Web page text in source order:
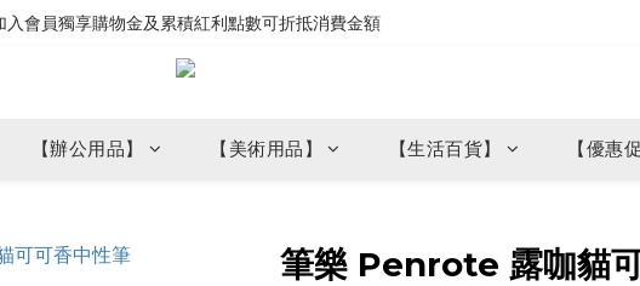
入會員獨享購物金及累積紅利點數可折抵消費金額
【辦公用品】 【美術用品】 【生活百貨】 【優惠
筆樂 Penrote 露咖貓